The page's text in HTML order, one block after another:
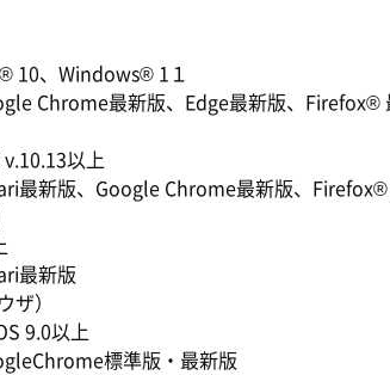
、Windows® 1１
Chrome最新版、Edge最新版、Firefox®
以上
新版、Google Chrome最新版、Firefox®
最新版
）
9.0以上
標準版・最新版